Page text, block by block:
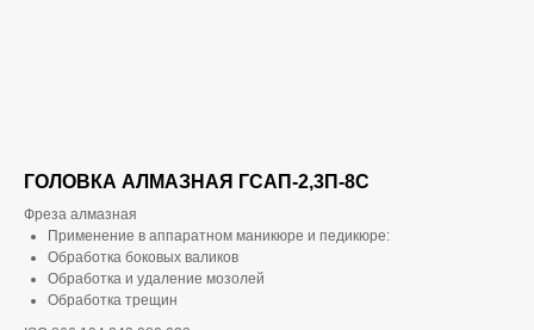
ГОЛОВКА АЛМАЗНАЯ ГСАП-2,3П-8С
Фреза алмазная
Применение в аппаратном маникюре и педикюре:
Обработка боковых валиков
Обработка и удаление мозолей
Обработка трещин